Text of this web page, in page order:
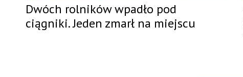
Dwóch rolników wpadło pod
ciągniki. Jeden zmarł na miejscu